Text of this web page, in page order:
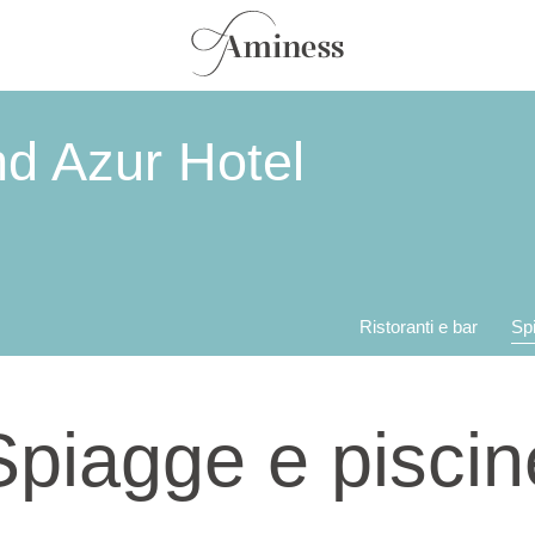
Azur Hotel
Ristoranti e bar
e